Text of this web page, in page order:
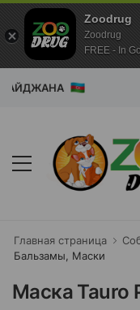
Главная страница
Бальзамы, Маски
Маска Tauro
Zoodrug
Zoodrug
FREE - In